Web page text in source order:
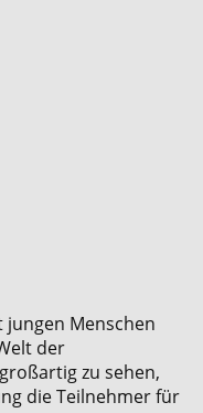
Menschen
der
zu sehen,
die Teilnehmer für